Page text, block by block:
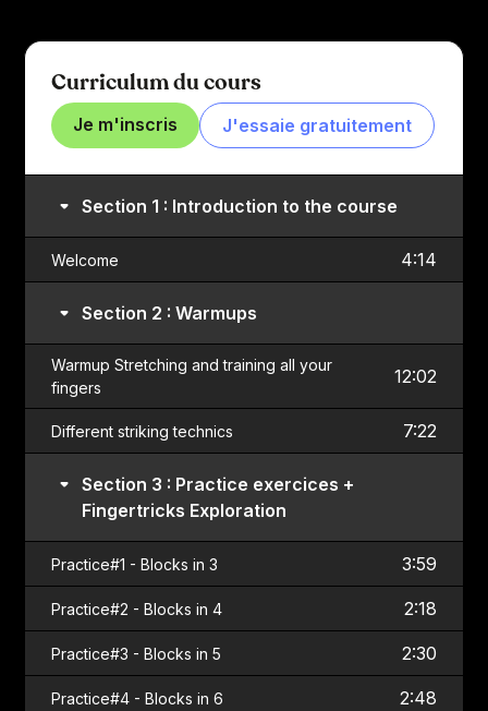
Curriculum du cours
Je m'inscris J'essaie gratuitement
Section 1 : Introduction to the course
Welcome 4:14
Section 2 : Warmups
Warmup Stretching and training all your
fingers
12:02
Different striking technics 7:22
Section 3 : Practice exercices +
Fingertricks Exploration
Practice#1 - Blocks in 3 3:59
Practice#2 - Blocks in 4 2:18
Practice#3 - Blocks in 5 2:30
Practice#4 - Blocks in 6 2:48